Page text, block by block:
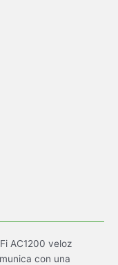
AC1200 veloz
con una